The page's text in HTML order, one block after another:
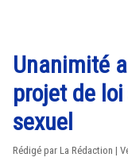
Unanimité
projet de
sexuel
Rédigé par La Rédaction |